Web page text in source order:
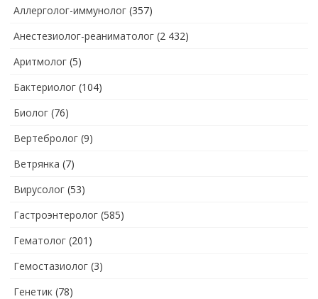
Аллерголог-иммунолог (357)
Анестезиолог-реаниматолог (2 432)
Аритмолог (5)
Бактериолог (104)
Биолог (76)
Вертебролог (9)
Ветрянка (7)
Вирусолог (53)
Гастроэнтеролог (585)
Гематолог (201)
Гемостазиолог (3)
Генетик (78)